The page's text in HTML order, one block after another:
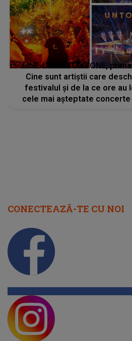
LINE-UP UNTOLD ONE,
Cine sunt artiștii care
festivalul și de la ce ore au
cele mai așteptate concerte
CONECTEAZĂ-TE CU NOI